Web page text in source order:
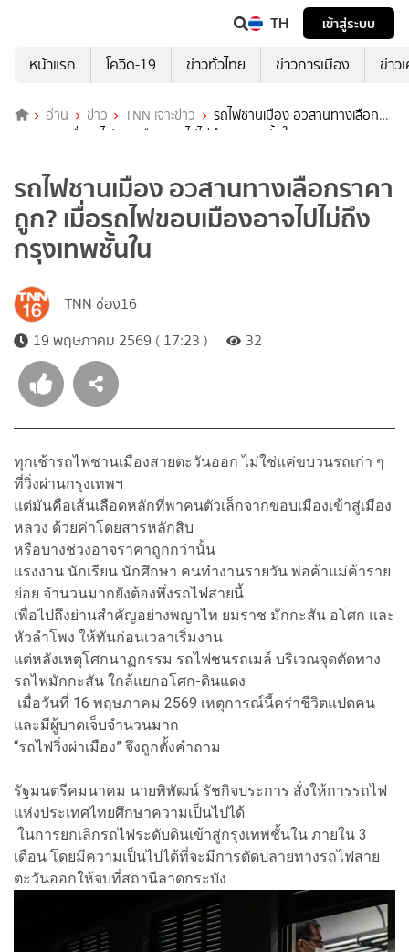
TH
เข้าสู่ระบบ
หน้าแรก
โควิด-19 ข่าวทั่วไทย ข่าวการเมือง ข่าว
อ่าน ข่าว TNN เจาะข่าว
รถไฟชานเมือง อวสานทางเลือก
ราคาถูก? เมื่อรถไฟขอบเมืองอาจไปไม่ถึงกรุงเทพชั้นใน
รถไฟชานเมือง อวสานทางเลือกราคา
ถูก? เมื่อรถไฟขอบเมืองอาจไปไม่ถึง
กรุงเทพชั้นใน
TNN ช่อง16
19 พฤษภาคม 2569 ( 17:23 )
32
ทุกเช้ารถไฟชานเมืองสายตะวันออก ไม่ใช่แค่ขบวนรถเก่า ๆ
ที่วิ่งผ่านกรุงเทพฯ
แต่มันคือเส้นเลือดหลักที่พาคนตัวเล็กจากขอบเมืองเข้าสู่เมือง
หลวง ด้วยค่าโดยสารหลักสิบ
หรือบางช่วงอาจราคาถูกกว่านั้น
แรงงาน นักเรียน นักศึกษา คนทำงานรายวัน พ่อค้าแม่ค้าราย
ย่อย จำนวนมากยังต้องพึ่งรถไฟสายนี้
เพื่อไปถึงย่านสำคัญอย่างพญาไท ยมราช มักกะสัน อโศก และ
หัวลำโพง ให้ทันก่อนเวลาเริ่มงาน
แต่หลังเหตุโศกนาฏกรรม รถไฟชนรถเมล์ บริเวณจุดตัดทาง
รถไฟมักกะสัน ใกล้แยกอโศก-ดินแดง
เมื่อวันที่ 16 พฤษภาคม 2569 เหตุการณ์นี้คร่าชีวิตแปดคน
และมีผู้บาดเจ็บจำนวนมาก
“รถไฟวิ่งผ่าเมือง” จึงถูกตั้งคำถาม
รัฐมนตรีคมนาคม นายพิพัฒน์ รัชกิจประการ สั่งให้การรถไฟ
แห่งประเทศไทยศึกษาความเป็นไปได้
ในการยกเลิกรถไฟระดับดินเข้าสู่กรุงเทพชั้นใน ภายใน 3
เดือน โดยมีความเป็นไปได้ที่จะมีการตัดปลายทางรถไฟสาย
ตะวันออกให้จบที่สถานีลาดกระบัง